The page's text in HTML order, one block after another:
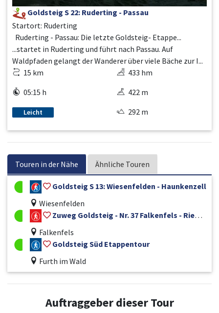
Goldsteig S 22: Ruderting - Passau
Startort: Ruderting
Ruderting - Passau: Die letzte Goldsteig- Etappe...
...startet in Ruderting und führt nach Passau. Auf
Waldpfaden gelangt der Wanderer über viele Bäche zur I...
15 km
05:15 h
Leicht
433 hm
422 m
292 m
Touren in der Nähe Ähnliche Touren
Goldsteig S 13: Wiesenfelden - Haunkenzell
Wiesenfelden
Zuweg Goldsteig - Nr. 37 Falkenfels - Riedelhänge
Falkenfels
Goldsteig Süd Etappentour
Furth im Wald
Auftraggeber dieser Tour